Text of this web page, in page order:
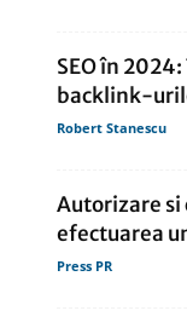
SEO în
backlink-
Robert Stanescu
Autorizare
efectuarea
Press PR